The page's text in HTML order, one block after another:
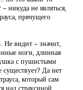
никуда не являться,
прячущего
Не видит – значит,
ноги, длинная
с пушистыми
Да нет
который сам
над страусиной